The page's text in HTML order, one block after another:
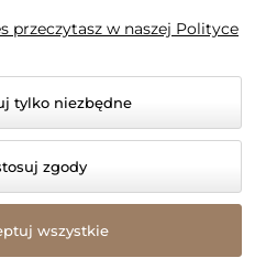
prawa zastrzeżone.
Shoper Premium
przeczytasz w naszej Polityce
tylko niezbędne
zgody
wszystkie